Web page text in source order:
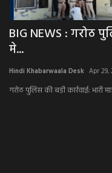
BIG NEWS : गरोठ
मे...
Hindi Khabarwaala Desk Apr 29,
गरोठ पुलिस की बड़ी कार्रवाई: भारी